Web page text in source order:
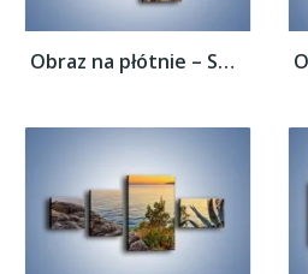
Obraz na płótnie – Spokojna tafla wody –...